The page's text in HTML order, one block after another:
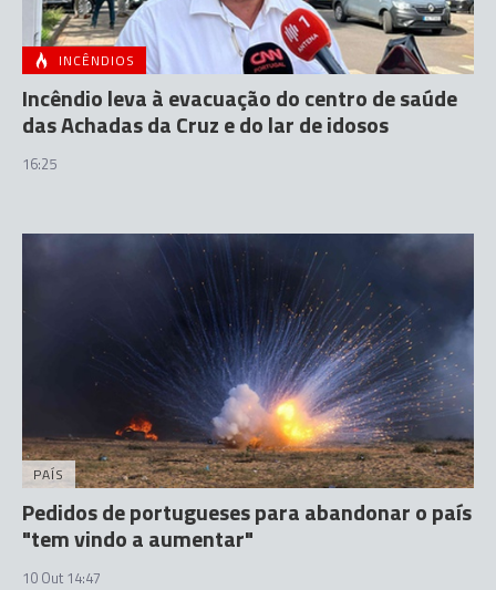
INCÊNDIOS
Incêndio leva à evacuação do centro de saúde
das Achadas da Cruz e do lar de idosos
16:25
PAÍS
Pedidos de portugueses para abandonar o país
"tem vindo a aumentar"
10 Out 14:47